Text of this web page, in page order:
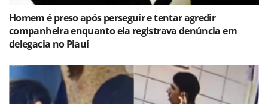
Homem é preso após perseguir e tentar agredir
companheira enquanto ela registrava denúncia em
delegacia no Piauí